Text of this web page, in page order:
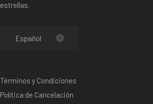
estrellas.
Términos y Condiciones
Política de Cancelación